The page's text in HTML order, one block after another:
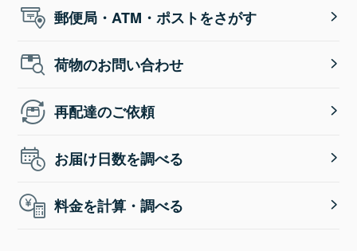
郵便局・ATM・ポストをさがす
荷物のお問い合わせ
再配達のご依頼
お届け日数を調べる
料金を計算・調べる